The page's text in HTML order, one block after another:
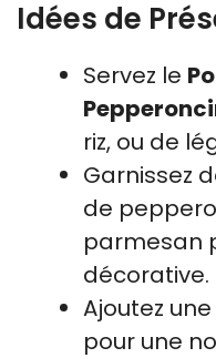
Idées de
Servez le
riz, ou de
Garnissez
de
parmesan
décorative.
Ajoutez
pour une